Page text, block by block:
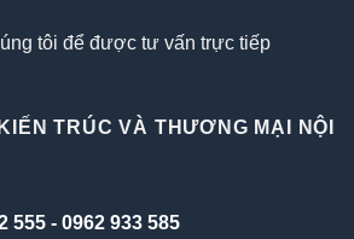
tôi để được tư vấn trực tiếp
TRÚC VÀ THƯƠNG MẠI NỘI
555 - 0962 933 585